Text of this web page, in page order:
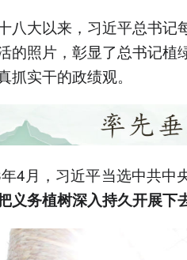
八大以来，习近平总书记
的照片，彰显了总书记植
抓实干的政绩观。
4月，习近平当选中共中
义务植树深入持久开展下